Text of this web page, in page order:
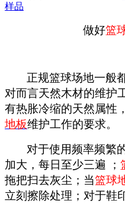
样品
做好篮
正规篮球场地一般
对而言天然木材的维护
有热胀冷缩的天然属性
地板维护工作的要求。
对于使用频率频繁
加大，每日至少三遍 ；
拖把扫去灰尘；当篮球
立刻擦除处理；对于鞋